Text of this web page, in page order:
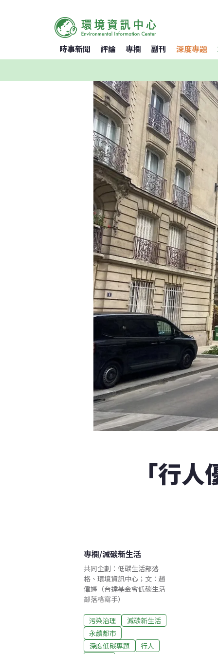
時事新聞 評論 專欄 副刊 深度專題
「行
專欄/減碳新生活
共同企劃：低碳生活部落
格、環境資訊中心；文：趙
偉婷（台達基金會低碳生活
部落格寫手）
污染治理
減碳新生活
永續都市
深度低碳專題
行人